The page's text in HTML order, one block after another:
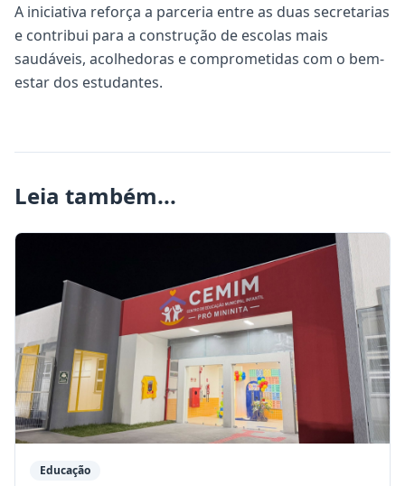
A iniciativa reforça a parceria entre as duas secretarias
e contribui para a construção de escolas mais
saudáveis, acolhedoras e comprometidas com o bem-
estar dos estudantes.
Leia também...
Educação